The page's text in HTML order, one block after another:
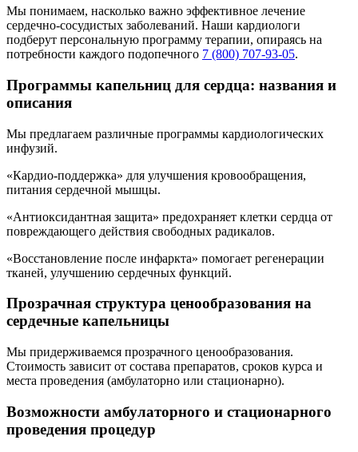
Мы понимаем, насколько важно эффективное лечение
сердечно-сосудистых заболеваний. Наши кардиологи
подберут персональную программу терапии, опираясь на
потребности каждого подопечного 7 (800) 707-93-05.
Программы капельниц для сердца: названия и
описания
Мы предлагаем различные программы кардиологических
инфузий.
«Кардио-поддержка» для улучшения кровообращения,
питания сердечной мышцы.
«Антиоксидантная защита» предохраняет клетки сердца от
повреждающего действия свободных радикалов.
«Восстановление после инфаркта» помогает регенерации
тканей, улучшению сердечных функций.
Прозрачная структура ценообразования на
сердечные капельницы
Мы придерживаемся прозрачного ценообразования.
Стоимость зависит от состава препаратов, сроков курса и
места проведения (амбулаторно или стационарно).
Возможности амбулаторного и стационарного
проведения процедур